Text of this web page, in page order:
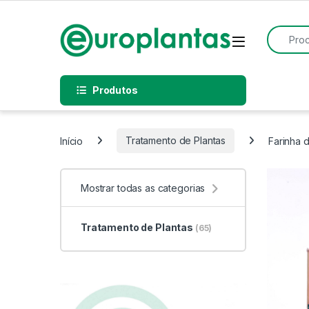
Open
Produtos
Início Tratamento de Plantas Farinha
Mostrar todas as categorias
Tratamento de Plantas (65)